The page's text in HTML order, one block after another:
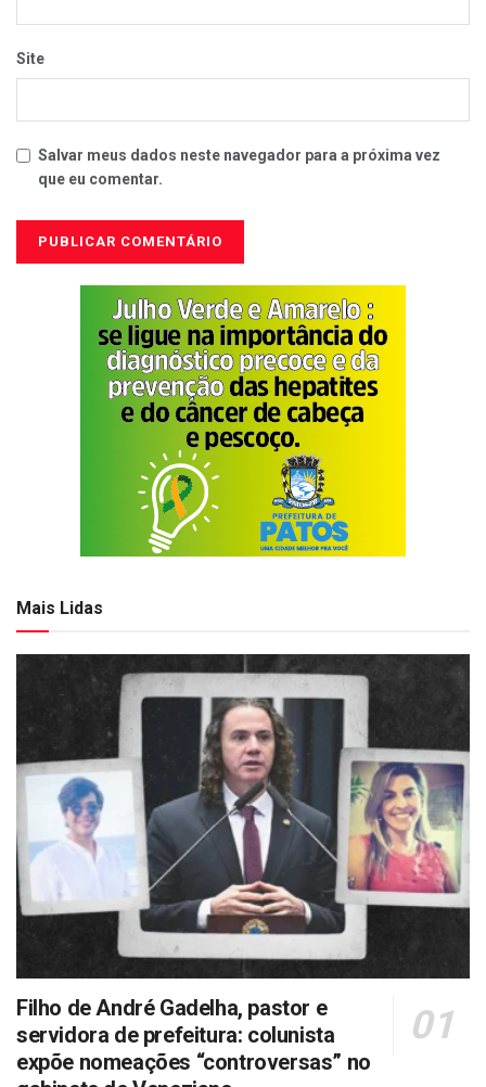
Site
Salvar meus dados neste navegador para a próxima vez
que eu comentar.
Mais Lidas
Filho de André Gadelha, pastor e
servidora de prefeitura: colunista
expõe nomeações “controversas” no